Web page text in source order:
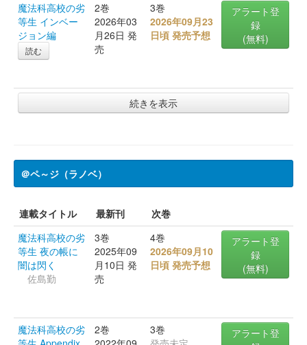
魔法科高校の劣
等生 インベー
ジョン編
読む
2巻
2026年03
月26日 発
売
3巻
2026年09月23
日頃 発売予想
アラート登
録
(無料)
続きを表示
＠ペ～ジ（ラノベ）
連載タイトル 最新刊
次巻
魔法科高校の劣
等生 夜の帳に
闇は閃く
佐島勤
3巻
2025年09
月10日 発
売
4巻
2026年09月10
日頃 発売予想
アラート登
録
(無料)
魔法科高校の劣
2巻
3巻
アラート登